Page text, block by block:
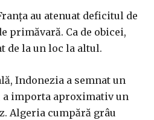
au atenuat deficitul de
primăvară. Ca de obicei,
de la un loc la altul.
Indonezia a semnat un
a importa aproximativ un
Algeria cumpără grâu